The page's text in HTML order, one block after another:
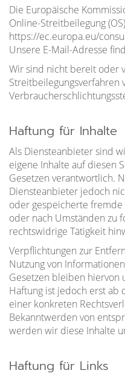
Die Europäische
Online-Streitbeilegung
https://ec.europa.eu/
Unsere E-Mail-Adresse
Wir sind nicht bereit oder
Streitbeilegungsverfahren
Haftung für Inhalte
Als Diensteanbieter sind
eigene Inhalte auf diesen
Gesetzen verantwortlich.
Diensteanbieter jedoch
oder gespeicherte
oder nach Umständen zu
rechtswidrige Tätigkeit
Verpflichtungen zur
Nutzung von
Gesetzen bleiben hiervon
Haftung ist jedoch erst ab
einer konkreten
Bekanntwerden von
werden wir diese Inhalte
Haftung für Links